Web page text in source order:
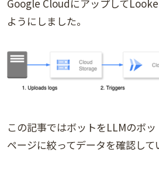
Google Cloudにアップして
ようにしました。
この記事ではボットをLLMのボ
ページに絞ってデータを確認して